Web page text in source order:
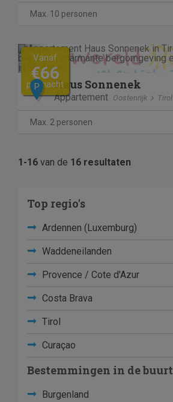
Max. 10 personen
Previous
Vanaf
€66
per nacht
P Haus Sonnenek
Appartement Oostenrijk Tirol
Max. 2 personen
1-16 van de 16 resultaten
Top regio's
Ardennen (Luxemburg)
Waddeneilanden
Provence / Cote d'Azur
Costa Brava
Tirol
Curaçao
Bestemmingen in de buurt
Burgenland